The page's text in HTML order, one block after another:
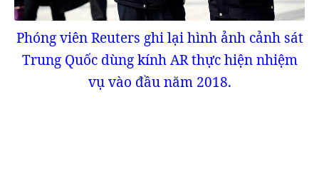
Phóng viên Reuters ghi lại hình ảnh cảnh sát
Trung Quốc dùng kính AR thực hiện nhiệm
vụ vào đầu năm 2018.